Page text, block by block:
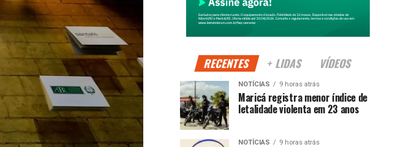
RECENTES + LIDAS VÍDEOS
NOTÍCIAS 9 horas atrás
Maricá registra menor índice de
letalidade violenta em 23 anos
NOTÍCIAS 9 horas atrás